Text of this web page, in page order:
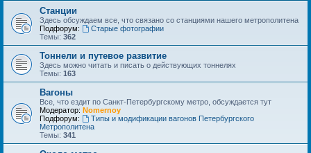
Станции
Здесь обсуждаем все, что связано со станциями нашего метрополитена
Подфорум:
Старые фотографии
Темы: 362
Тоннели и путевое развитие
Здесь можно читать и писать о действующих тоннелях
Темы: 163
Вагоны
Все, что ездит по Санкт-Петербургскому метро, обсуждается тут
Модератор: Nomernoy
Подфорум:
Типы и модификации вагонов Петербургского
Метрополитена
Темы: 341